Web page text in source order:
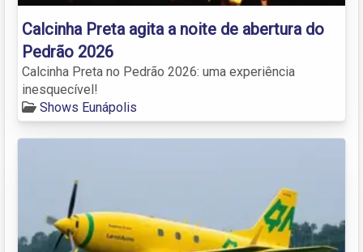
Calcinha Preta agita a noite de abertura do
Pedrão 2026
Calcinha Preta no Pedrão 2026: uma experiência
inesquecível!
Shows Eunápolis